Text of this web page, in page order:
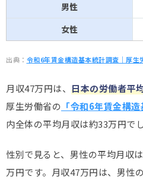
男性
女性
出典： 令和6年賃金構造基本統計調査｜厚生
月収47万円は、 日本の労働者平
厚生労働省の 「令和6年賃金構造
内全体の平均月収は約33万円でし
性別で見ると、男性の平均月収
万円です。月収47万円は、男性